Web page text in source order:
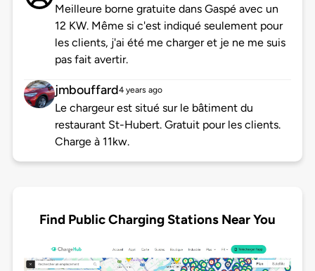
Meilleure borne gratuite dans Gaspé avec un
12 KW. Même si c'est indiqué seulement pour
les clients, j'ai été me charger et je ne me suis
pas fait avertir.
jmbouffard4 years ago
Le chargeur est situé sur le bâtiment du
restaurant St-Hubert. Gratuit pour les clients.
Charge à 11kw.
Find Public Charging Stations Near You